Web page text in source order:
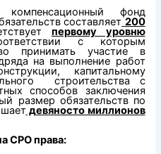
фонд
составляет 200
первому уровню
с которым
принимать участие в
на выполнение работ
капитальному
строительства с
способов заключения
размер обязательств по
девяносто миллионов
СРО права: